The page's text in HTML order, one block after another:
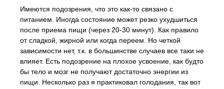
Имеются подозрения, что это как-то связано с
питанием. Иногда состояние может резко ухудшиться
после приема пищи (через 20-30 минут). Как правило
от сладкой, жирной или когда переем. Но четкой
зависимости нет, т.к. в большинстве случаев все таки не
влияет. Есть подозрение на плохое усвоение, как будто
бы тело и мозг не получают достаточно энергии из
пищи. Несколько раз я практиковал голодания, так вот